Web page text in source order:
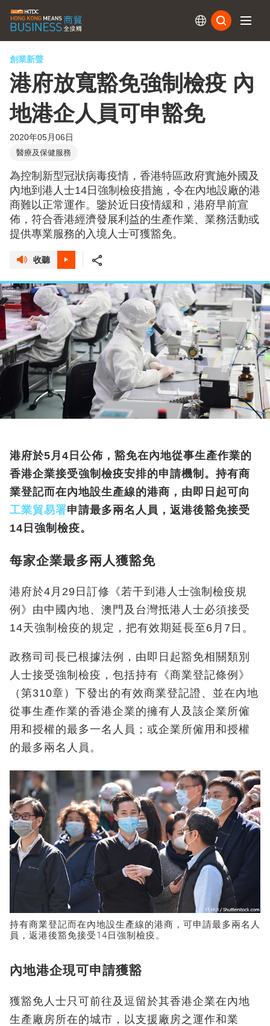
創業新聲
港府放寬豁免強制檢疫 內
地港企人員可申豁免
2020年05月06日
醫療及保健服務
為控制新型冠狀病毒疫情，香港特區政府實施外國及
內地到港人士14日強制檢疫措施，令在內地設廠的港
商難以正常運作。鑒於近日疫情緩和，港府早前宣
佈，符合香港經濟發展利益的生產作業、業務活動或
提供專業服務的入境人士可獲豁免。
收聽
港府於5月4日公佈，豁免在內地從事生產作業的
香港企業接受強制檢疫安排的申請機制。持有商
業登記而在內地設生產線的港商，由即日起可向
工業貿易署申請最多兩名人員，返港後豁免接受
14日強制檢疫。
每家企業最多兩人獲豁免
港府於4月29日訂修《若干到港人士強制檢疫規
例》由中國內地、澳門及台灣抵港人士必須接受
14天強制檢疫的規定，把有效期延長至6月7日。
政務司司長已根據法例，由即日起豁免相關類別
人士接受強制檢疫，包括持有《商業登記條例》
（第310章）下發出的有效商業登記證、並在內地
從事生產作業的香港企業的擁有人及該企業所僱
用和授權的最多一名人員；或企業所僱用和授權
的最多兩名人員。
持有商業登記而在內地設生產線的港商，可申請最多兩名人
員，返港後豁免接受14日強制檢疫。
內地港企現可申請獲豁
獲豁免人士只可前往及逗留於其香港企業在內地
生產廠房所在的城市，以支援廠房之運作和業